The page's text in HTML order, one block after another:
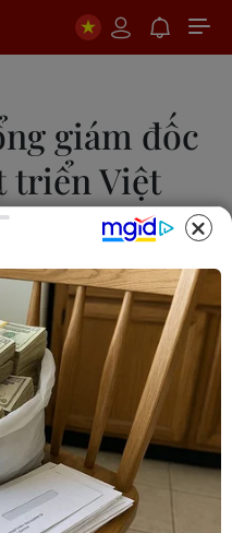
giám đốc
triển Việt
đã ký Quyết định số
của Thủ tướng
Đào Quang Trường
hàng Phát triển Việt